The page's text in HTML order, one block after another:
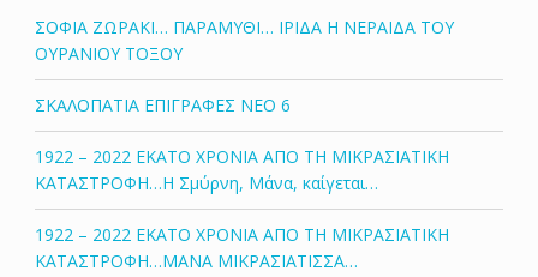
ΣΟΦΙΑ ΖΩΡΑΚΙ… ΠΑΡΑΜΥΘΙ… ΙΡΙΔΑ Η ΝΕΡΑΙΔΑ ΤΟΥ
ΟΥΡΑΝΙΟΥ ΤΟΞΟΥ
ΣΚΑΛΟΠΑΤΙΑ ΕΠΙΓΡΑΦΕΣ ΝΕΟ 6
1922 – 2022 ΕΚΑΤΟ ΧΡΟΝΙΑ ΑΠΟ ΤΗ ΜΙΚΡΑΣΙΑΤΙΚΗ
ΚΑΤΑΣΤΡΟΦΗ…Η Σμύρνη, Μάνα, καίγεται…
1922 – 2022 ΕΚΑΤΟ ΧΡΟΝΙΑ ΑΠΟ ΤΗ ΜΙΚΡΑΣΙΑΤΙΚΗ
ΚΑΤΑΣΤΡΟΦΗ…ΜΑΝΑ ΜΙΚΡΑΣΙΑΤΙΣΣΑ…